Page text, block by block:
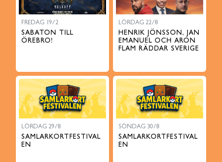
FREDAG 19/2
SABATON TILL
ÖREBRO!
LÖRDAG 22/8
HENRIK JÖNSSON, JAN
EMANUEL OCH ARON
FLAM RÄDDAR SVERIGE
LÖRDAG 29/8
SAMLARKORTFESTIVAL
EN
SÖNDAG 30/8
SAMLARKORTFESTIVAL
EN